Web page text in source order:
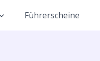
Führerscheine